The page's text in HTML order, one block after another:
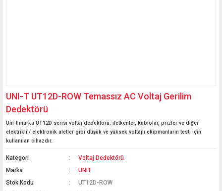
UNI-T UT12D-ROW Temassız AC Voltaj Gerilim
Dedektörü
Uni-t marka UT12D serisi voltaj dedektörü; iletkenler, kablolar, prizler ve diğer
elektrikli / elektronik aletler gibi düşük ve yüksek voltajlı ekipmanların testi için
kullanılan cihazdır.
Kategori
Voltaj Dedektörü
Marka
UNIT
Stok Kodu
UT12D-ROW